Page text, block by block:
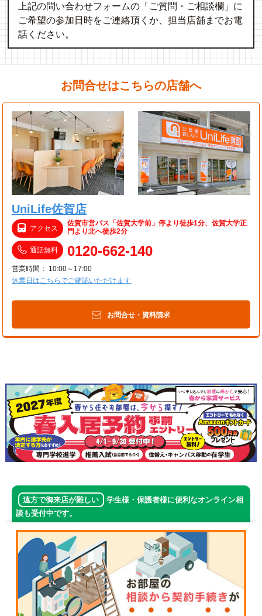
上記の問い合わせフォームの「ご質問・ご相談欄」に
ご希望の参加日時をご連絡頂くか、担当店舗までお電
話ください。
お問合せはこちらの店舗へ
UniLife佐賀店
アクセス
佐賀市営バス「佐賀大学前」停より徒歩1分、佐賀大学正
門より北へ徒歩2分
通話無料 0120-662-140
営業時間： 10:00～17:00
休業日はこちらでご確認いただけます
お問合せ・資料請求
遠方で御来店が難しい
学生様・保護者様に便利なオンライン相
談も受付中です。